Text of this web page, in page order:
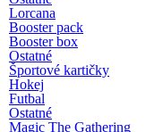
Lorcana
Booster pack
Booster box
Ostatné
Športové kartičky
Hokej
Futbal
Ostatné
Magic The Gathering